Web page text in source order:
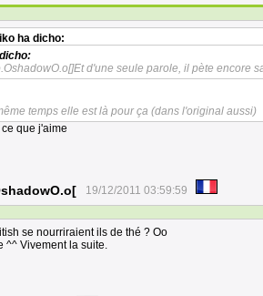
ha dicho:
d'une seule parole, il pète encore
temps elle est là pour ça (dans l'original aussi)
que j'aime
19/12/2011 03:59:59
se nourriraient ils de thé ? Oo
^^ Vivement la suite.